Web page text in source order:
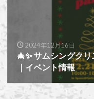
2024年12月16日
🎄✨ サムシングク
｜イベント情報